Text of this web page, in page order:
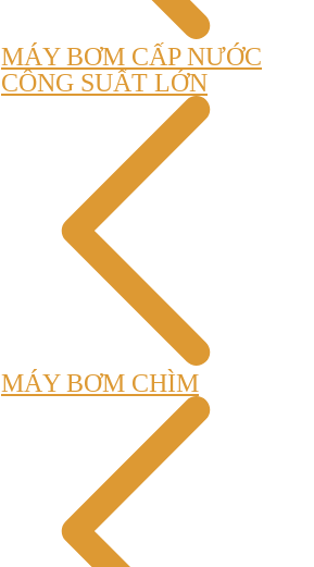
MÁY BƠM CẤP NƯỚC
CÔNG SUẤT LỚN
MÁY BƠM CHÌM